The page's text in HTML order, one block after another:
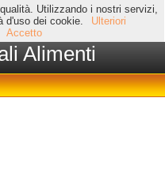
Utilizzando i nostri servizi,
d'uso dei cookie.
Ulteriori
Accetto
Alimenti